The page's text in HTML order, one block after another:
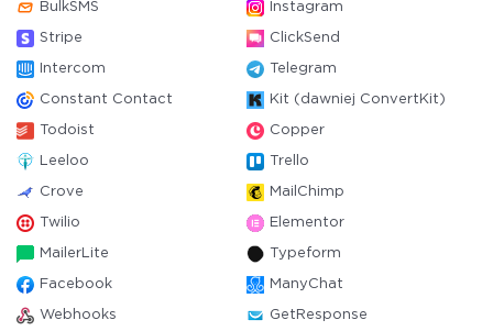
BulkSMS Instagram
Stripe ClickSend
Intercom Telegram
Constant Contact Kit (dawniej ConvertKit)
Todoist Copper
Leeloo Trello
Crove MailChimp
Twilio Elementor
MailerLite Typeform
Facebook ManyChat
Webhooks GetResponse